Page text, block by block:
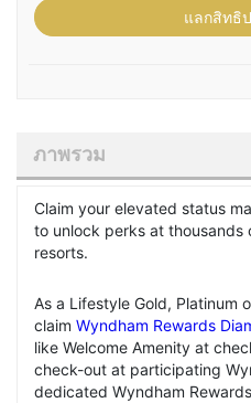
แลกสิทธิ
ภาพรวม
Claim your elevated status
to unlock perks at
resorts.
As a Lifestyle Gold, Platinum
claim Wyndham Rewards
like Welcome Amenity at
check-out at participating
dedicated Wyndham